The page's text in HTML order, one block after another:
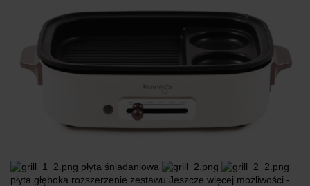
płyta śniadaniowa
płyta głęboka rozszerzenie zestawu Jeszcze więcej możliwości -